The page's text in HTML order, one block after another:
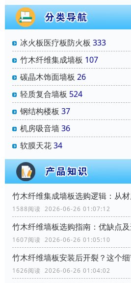
冰火板医疗板防火板 333
竹木纤维集成墙板 107
碳晶木饰面墙板 26
轻质复合墙板 524
钢结构楼板 37
机房吸音墙36
软膜天花34
1588阅读 2026-06-26 01:07:12
竹木纤维墙板选购指南：优缺点
1607阅读 2026-06-26 01:05:10
1626阅读 2026-06-26 01:04:02